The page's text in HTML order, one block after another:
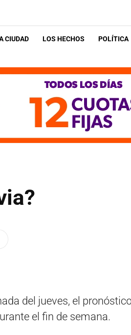
CIUDAD LOS HECHOS POLÍTICA
del jueves, el
el fin de semana.